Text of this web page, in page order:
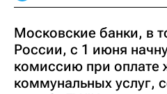
Московские банки, в
России, с 1 июня
комиссию при
коммунальных услуг,